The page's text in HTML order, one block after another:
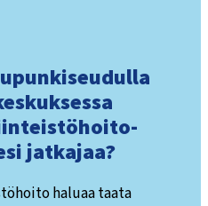
jatkajaa?
haluaa taata